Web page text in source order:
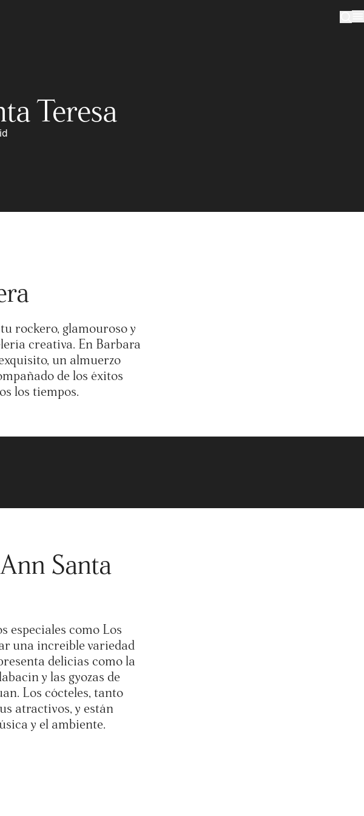
Teresa
rockero, glamouroso y
creativa. En Barbara
un almuerzo
de los éxitos
los tiempos.
Santa
especiales como Los
una increíble variedad
delicias como la
y las gyozas de
Los cócteles, tanto
atractivos, y están